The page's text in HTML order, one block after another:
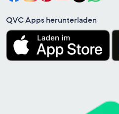
QVC Apps herunterladen